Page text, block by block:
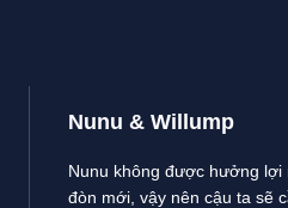
Nunu & Willump
Nunu không được hưởng
đòn mới, vậy nên cậu ta sẽ